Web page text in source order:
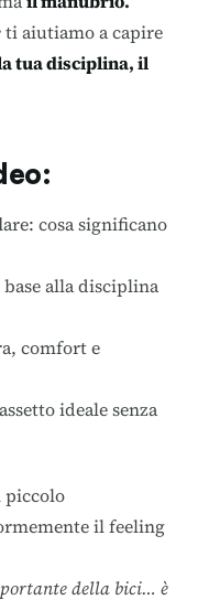
ti aiutiamo a capire
tua disciplina, il
cosa significano
alla disciplina
comfort e
ideale senza
piccolo
il feeling
della bici… è